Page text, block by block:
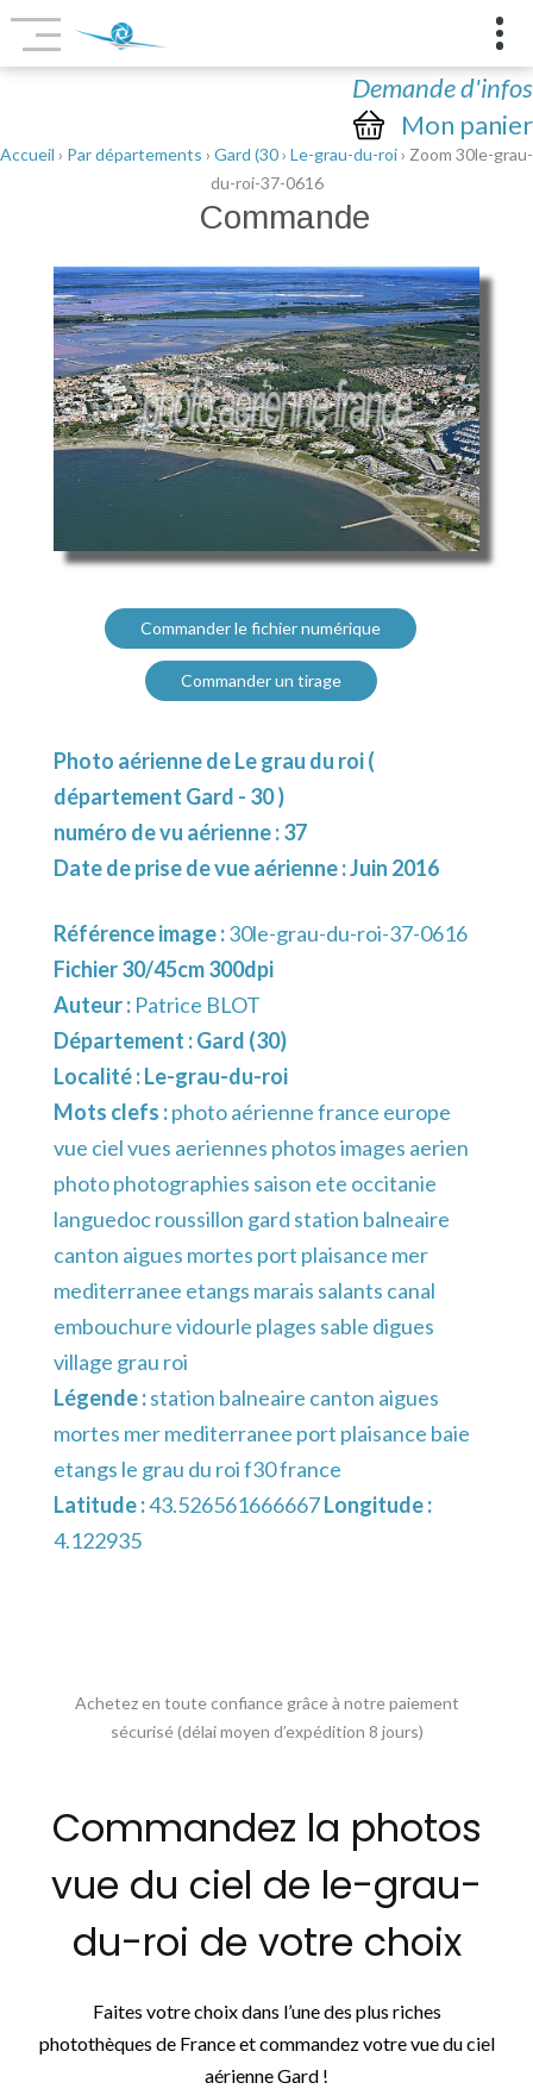
Demande d'infos
Mon panier
Accueil › Par départements › Gard (30› Le-grau-du-roi› Zoom 30le-grau-
du-roi-37-0616
Commande
Commander le fichier numérique
Commander un tirage
Photo aérienne de Le grau du roi (
département Gard - 30 )
numéro de vu aérienne : 37
Date de prise de vue aérienne : Juin 2016
Référence image :30le-grau-du-roi-37-0616
Fichier 30/45cm 300dpi
Auteur : Patrice BLOT
Département :Gard (30)
Localité :Le-grau-du-roi
Mots clefs :photo aérienne france europe
vue ciel vues aeriennes photos images aerien
photo photographies saison ete occitanie
languedoc roussillon gard station balneaire
canton aigues mortes port plaisance mer
mediterranee etangs marais salants canal
embouchure vidourle plages sable digues
village grau roi
Légende :station balneaire canton aigues
mortes mer mediterranee port plaisance baie
etangs le grau du roi f30 france
Latitude :43.526561666667Longitude :
4.122935
Achetez en toute confiance grâce à notre paiement
sécurisé (délai moyen d’expédition 8 jours)
Commandez la photos
vue du ciel de le-grau-
du-roi de votre choix
Faites votre choix dans l’une des plus riches
photothèques de France et commandez votre vue du ciel
aérienne Gard !